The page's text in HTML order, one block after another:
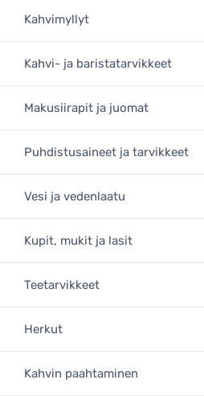
Kahvimyllyt
Kahvi- ja baristatarvikkeet
Makusiirapit ja juomat
Puhdistusaineet ja tarvikkeet
Vesi ja vedenlaatu
Kupit, mukit ja lasit
Teetarvikkeet
Herkut
Kahvin paahtaminen